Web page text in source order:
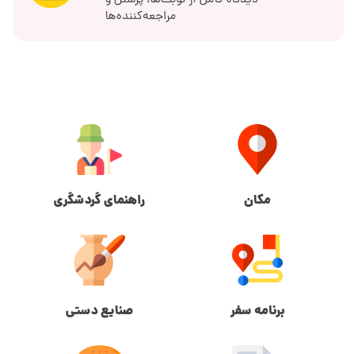
مراجعه‌کننده‌ها
مکان راهنمای گردشگری
برنامه سفر صنایع دستی